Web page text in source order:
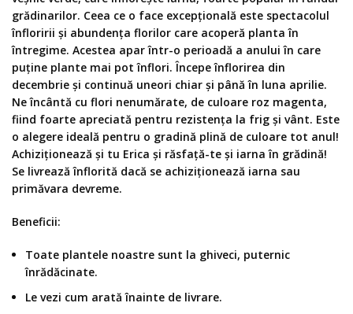
grădinarilor. Ceea ce o face excepțională este spectacolul
înfloririi și abundența florilor care acoperă planta în
întregime. Acestea apar într-o perioadă a anului în care
puține plante mai pot înflori. Începe înflorirea din
decembrie și continuă uneori chiar și până în luna aprilie.
Ne încântă cu flori nenumărate, de culoare roz magenta,
fiind foarte apreciată pentru rezistența la frig și vânt. Este
o alegere ideală pentru o gradină plină de culoare tot anul!
Achiziționează și tu Erica și răsfață-te și iarna în grădină!
Se livrează înflorită dacă se achiziționează iarna sau
primăvara devreme.
Beneficii:
Toate plantele noastre sunt la ghiveci, puternic
înrădăcinate.
Le vezi cum arată înainte de livrare.